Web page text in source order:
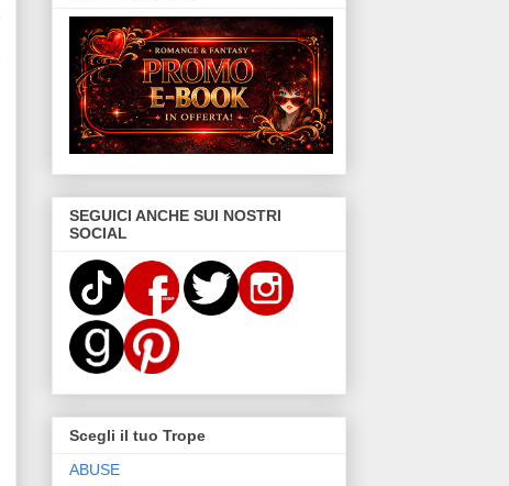
SEGUICI ANCHE SUI NOSTRI
SOCIAL
Scegli il tuo Trope
ABUSE